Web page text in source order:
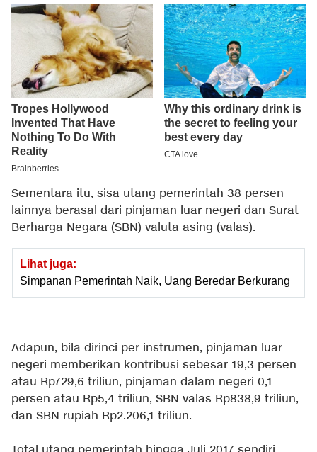
Sementara itu, sisa utang pemerintah 38 persen
lainnya berasal dari pinjaman luar negeri dan Surat
Berharga Negara (SBN) valuta asing (valas).
Lihat juga:
Simpanan Pemerintah Naik, Uang Beredar Berkurang
Adapun, bila dirinci per instrumen, pinjaman luar
negeri memberikan kontribusi sebesar 19,3 persen
atau Rp729,6 triliun, pinjaman dalam negeri 0,1
persen atau Rp5,4 triliun, SBN valas Rp838,9 triliun,
dan SBN rupiah Rp2.206,1 triliun.